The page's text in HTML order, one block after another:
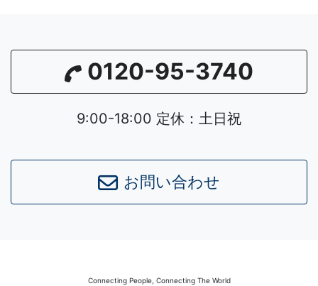
Leaflet|©OpenStreetMapcontributors
0120-95-3740
9:00-18:00 定休：土日祝
お問い合わせ
Connecting People, Connecting The World